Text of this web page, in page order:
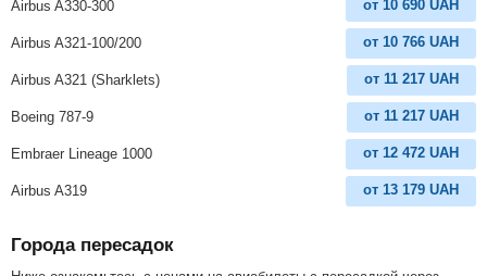
Airbus A330-300 от 10 690 UAH
Airbus A321-100/200 от 10 766 UAH
Airbus A321 (Sharklets) от 11 217 UAH
Boeing 787-9 от 11 217 UAH
Embraer Lineage 1000 от 12 472 UAH
Airbus A319 от 13 179 UAH
Города пересадок